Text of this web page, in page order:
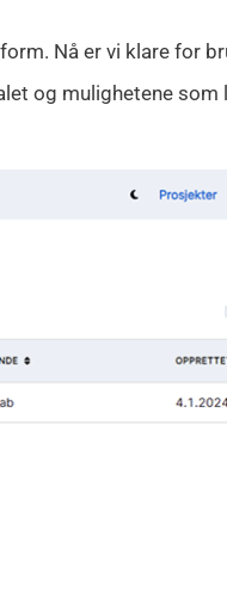
Nå er vi klare for
og mulighetene som